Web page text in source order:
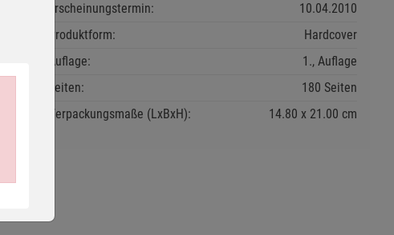
Erscheinungstermin:
10.04.2010
Produktform:
Hardcover
Auflage:
1., Auflage
Seiten:
180 Seiten
Verpackungsmaße (LxBxH):
14.80 21.00 cm